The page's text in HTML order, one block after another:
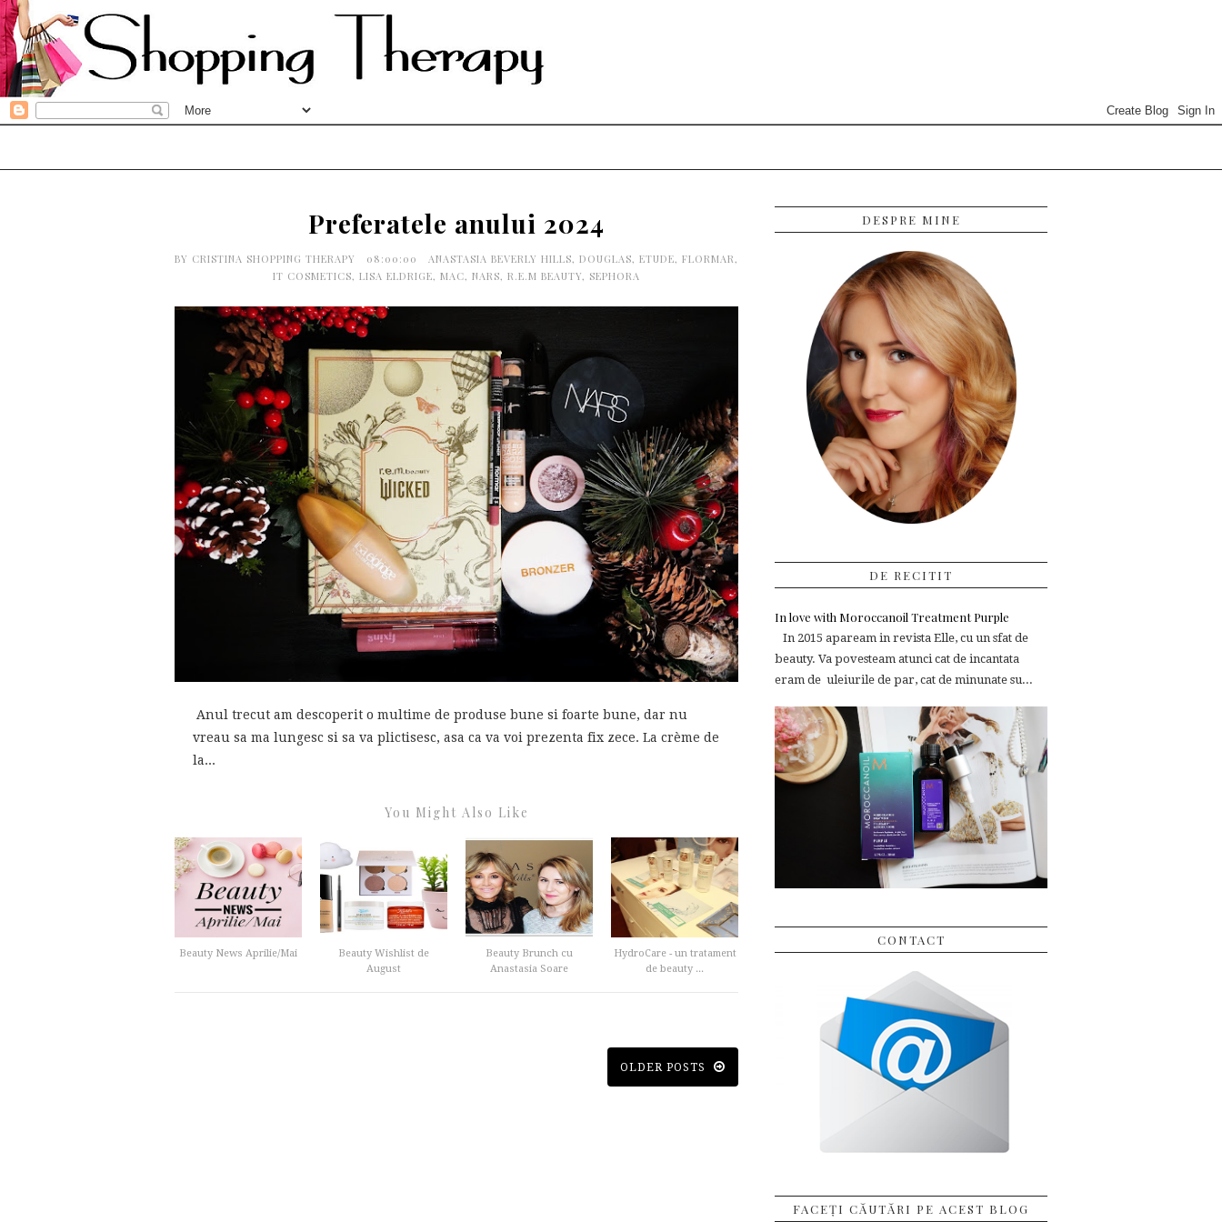
Preferatele anului 2024
BY CRISTINA SHOPPING THERAPY 08:00:00 ANASTASIA BEVERLY HILLS, DOUGLAS, ETUDE, FLORMAR,
IT COSMETICS, LISA ELDRIGE, MAC, NARS, R.E.M BEAUTY, SEPHORA
Anul trecut am descoperit o multime de produse bune si foarte bune, dar nu
vreau sa ma lungesc si sa va plictisesc, asa ca va voi prezenta fix zece. La crème de
la...
You Might Also Like
Beauty News Aprilie/Mai
Beauty Wishlist de
August
Beauty Brunch cu
Anastasia Soare
HydroCare - un tratament
de beauty ...
OLDER POSTS
DESPRE MINE
DE RECITIT
In love with Moroccanoil Treatment Purple
In 2015 apaream in revista Elle, cu un sfat de
beauty. Va povesteam atunci cat de incantata
eram de uleiurile de par, cat de minunate su...
CONTACT
FACEȚI CĂUTĂRI PE ACEST BLOG